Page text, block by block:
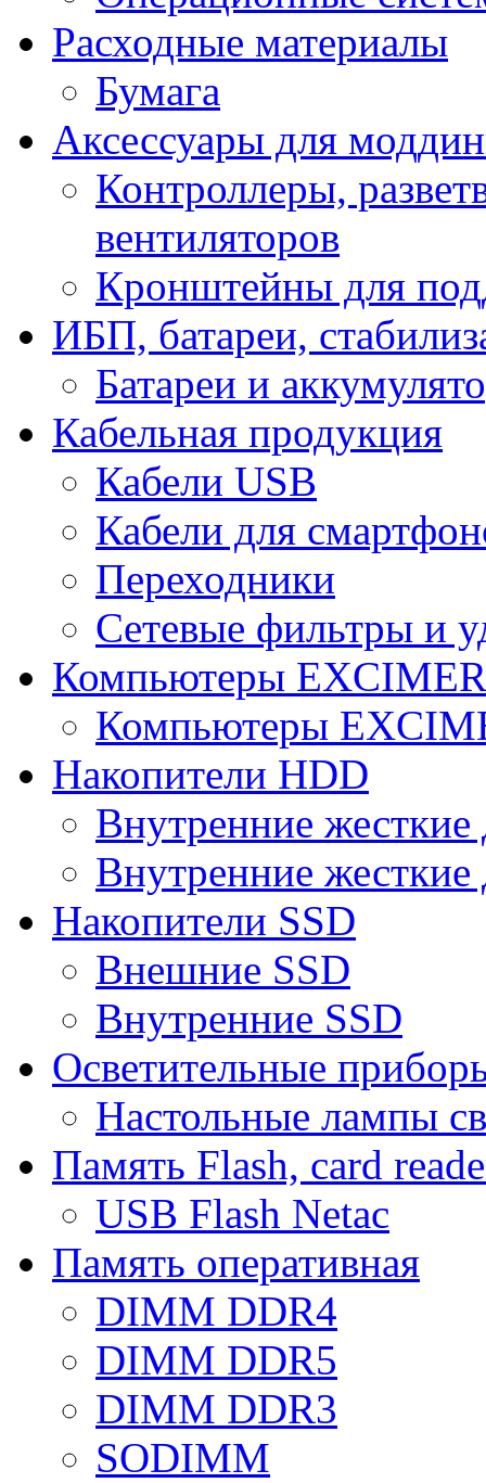
Расходные материалы
Бумага
Аксессуары для
Контроллеры,
вентиляторов
Кронштейны для
ИБП, батареи,
Батареи и
Кабельная продукция
Кабели USB
Кабели для
Переходники
Сетевые фильтры и
Компьютеры
Компьютеры
Накопители HDD
Внутренние
Внутренние
Накопители SSD
Внешние SSD
Внутренние SSD
Осветительные
Настольные лампы
Память Flash, card
USB Flash Netac
Память оперативная
DIMM DDR4
DIMM DDR5
DIMM DDR3
SODIMM